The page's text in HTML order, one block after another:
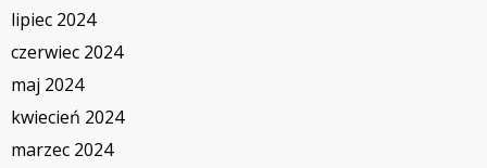
lipiec 2024
czerwiec 2024
maj 2024
kwiecień 2024
marzec 2024